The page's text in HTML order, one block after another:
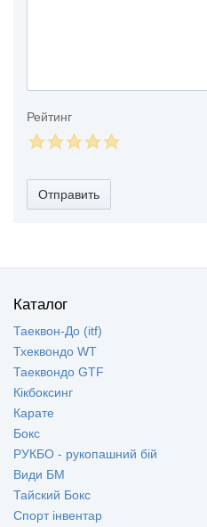
Рейтинг
Отправить
Каталог
Таеквон-До (itf)
Тхеквондо WT
Таеквондо GTF
Кікбоксинг
Карате
Бокс
РУКБО - рукопашний бій
Види БМ
Тайский Бокс
Спорт інвентар